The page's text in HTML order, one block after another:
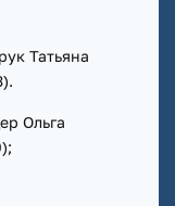
Татьяна
Ольга